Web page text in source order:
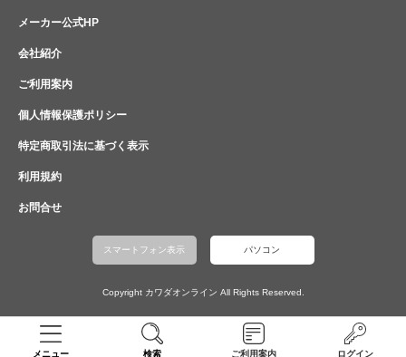
メニュー 検索 ご利用案内 ログイン
メーカー公式HP
会社紹介
ご利用案内
個人情報保護ポリシー
特定商取引法に基づく表示
利用規約
お問合せ
スマートフォン表示 パソコン
Copyright カワダオンライン All Rights Reserved.